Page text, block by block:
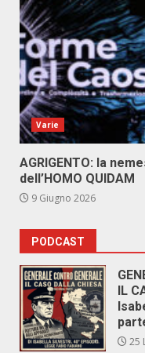
Varie
AGRIGENTO: la
dell’HOMO QUIDAM
9 Giugno 2026
PODCAST
IL
25